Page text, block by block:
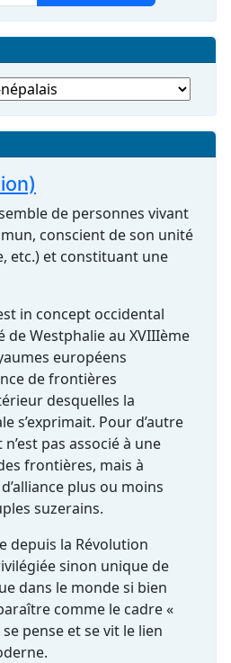
de personnes vivant
conscient de son unité
etc.) et constituant une
in concept occidental
Westphalie au XVIIIème
européens
de frontières
desquelles la
s’exprimait. Pour d’autre
pas associé à une
frontières, mais à
plus ou moins
suzerains.
depuis la Révolution
sinon unique de
dans le monde si bien
comme le cadre «
pense et se vit le lien